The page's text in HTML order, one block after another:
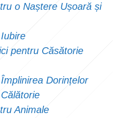
o Naștere Ușoară și
pentru Căsătorie
Dorințelor
Animale